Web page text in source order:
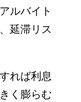
ルバイト
延滞リス
れば利息
く膨らむ